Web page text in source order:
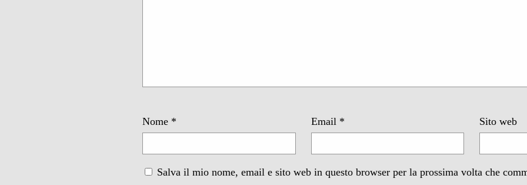
Nome * Email * Sito web
Salva il mio nome, email e sito web in questo browser per la prossima volta che